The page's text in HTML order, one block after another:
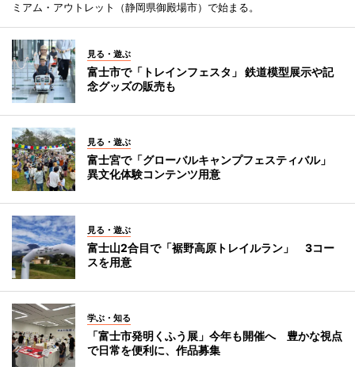
ミアム・アウトレット（静岡県御殿場市）で始まる。
見る・遊ぶ
富士市で「トレインフェスタ」 鉄道模型展示や記
念グッズの販売も
見る・遊ぶ
富士宮で「グローバルキャンプフェスティバル」
異文化体験コンテンツ用意
見る・遊ぶ
富士山2合目で「裾野高原トレイルラン」 3コー
スを用意
学ぶ・知る
「富士市発明くふう展」今年も開催へ 豊かな視点
で日常を便利に、作品募集